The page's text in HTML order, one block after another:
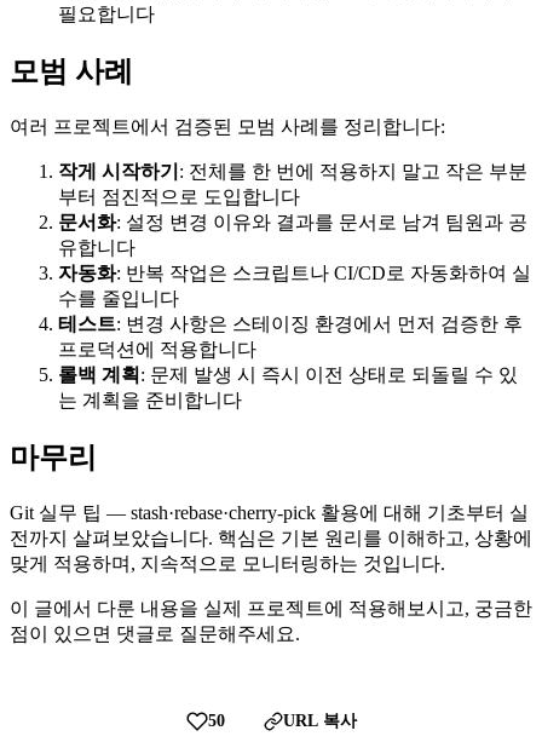
필요합니다
모범 사례
여러 프로젝트에서 검증된 모범 사례를 정리합니다:
작게 시작하기 : 전체를 한 번에 적용하지 말고 작은 부분
부터 점진적으로 도입합니다
문서화: 설정 변경 이유와 결과를 문서로 남겨 팀원과 공
유합니다
자동화: 반복 작업은 스크립트나 CI/CD로 자동화하여 실
수를 줄입니다
테스트: 변경 사항은 스테이징 환경에서 먼저 검증한 후
프로덕션에 적용합니다
롤백 계획 : 문제 발생 시 즉시 이전 상태로 되돌릴 수 있
는 계획을 준비합니다
마무리
Git 실무 팁 — stash·rebase·cherry-pick 활용에 대해 기초부터 실
전까지 살펴보았습니다. 핵심은 기본 원리를 이해하고, 상황에
맞게 적용하며, 지속적으로 모니터링하는 것입니다.
이 글에서 다룬 내용을 실제 프로젝트에 적용해보시고, 궁금한
점이 있으면 댓글로 질문해주세요.
50 URL 복사